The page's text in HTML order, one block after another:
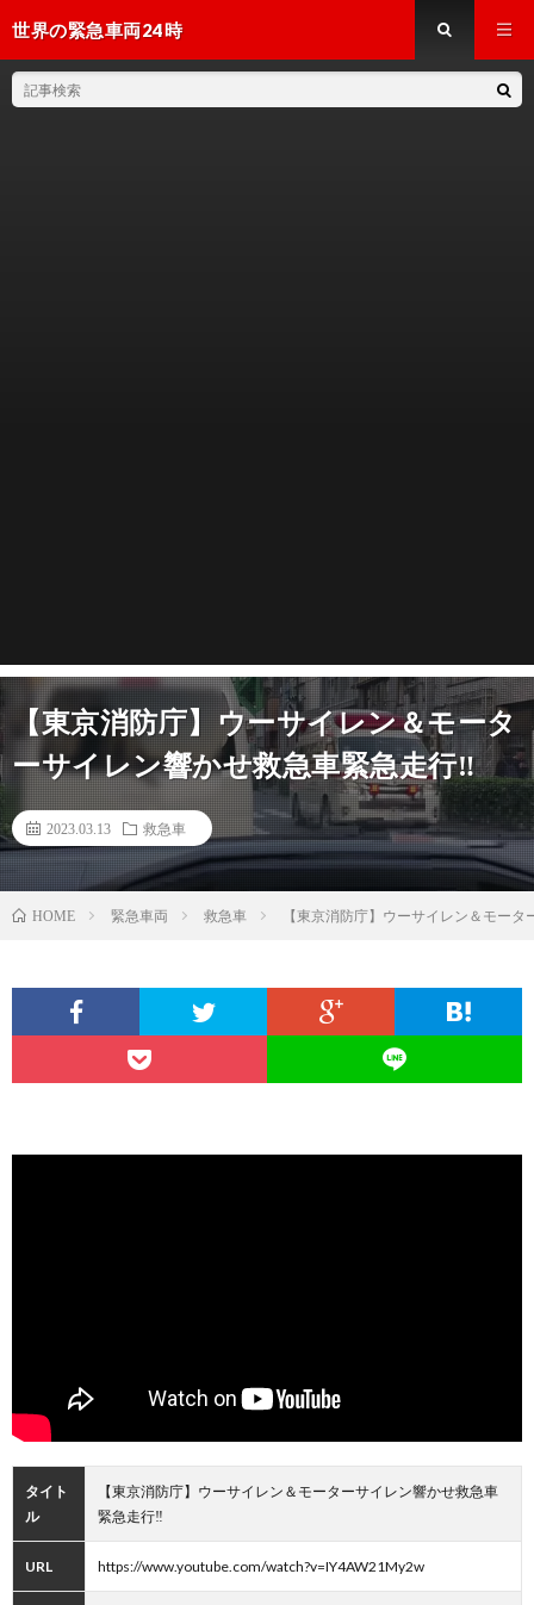
世界の緊急車両24時
【東京消防庁】ウーサイレン＆モータ
ーサイレン響かせ救急車緊急走行‼
2023.03.13 救急車
HOME 緊急車両 救急車 【東京消防庁】ウーサイレン＆モー
タイト
ル
【東京消防庁】ウーサイレン＆モーターサイレン響かせ救急車
緊急走行‼
URL https://www.youtube.com/watch?v=IY4AW21My2w